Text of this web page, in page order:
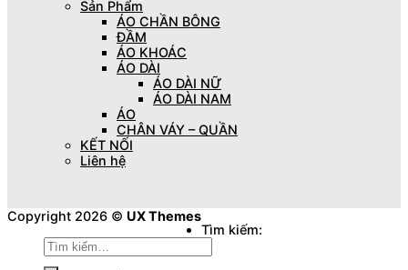
Sản Phẩm
ÁO CHẦN BÔNG
ĐẦM
ÁO KHOÁC
ÁO DÀI
ÁO DÀI NỮ
ÁO DÀI NAM
ÁO
CHÂN VÁY – QUẦN
KẾT NỐI
Liên hệ
Copyright 2026 © UX Themes
Tìm kiếm: